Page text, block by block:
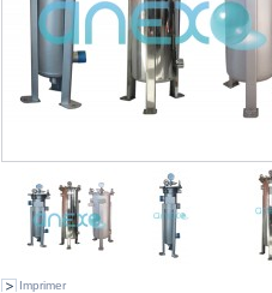
Imprimer